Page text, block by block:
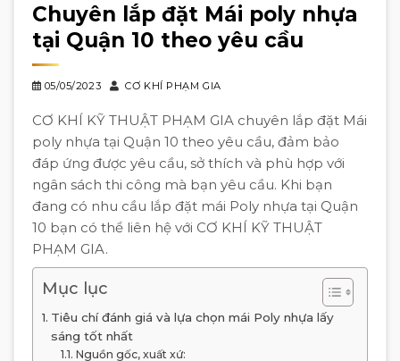
Chuyên lắp đặt Mái poly nhựa
tại Quận 10 theo yêu cầu
05/05/2023 CƠ KHÍ PHẠM GIA
CƠ KHÍ KỸ THUẬT PHẠM GIA chuyên lắp đặt Mái
poly nhựa tại Quận 10 theo yêu cầu, đảm bảo
đáp ứng được yêu cầu, sở thích và phù hợp với
ngân sách thi công mà bạn yêu cầu. Khi bạn
đang có nhu cầu lắp đặt mái Poly nhựa tại Quận
10 bạn có thể liên hệ với CƠ KHÍ KỸ THUẬT
PHẠM GIA.
Mục lục
Tiêu chí đánh giá và lựa chọn mái Poly nhựa lấy
sáng tốt nhất
Nguồn gốc, xuất xứ: